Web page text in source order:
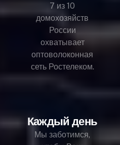
7 из 10
домохозяйств
России
охватывает
оптоволоконная
сеть Ростелеком.
Каждый день
Мы заботимся,